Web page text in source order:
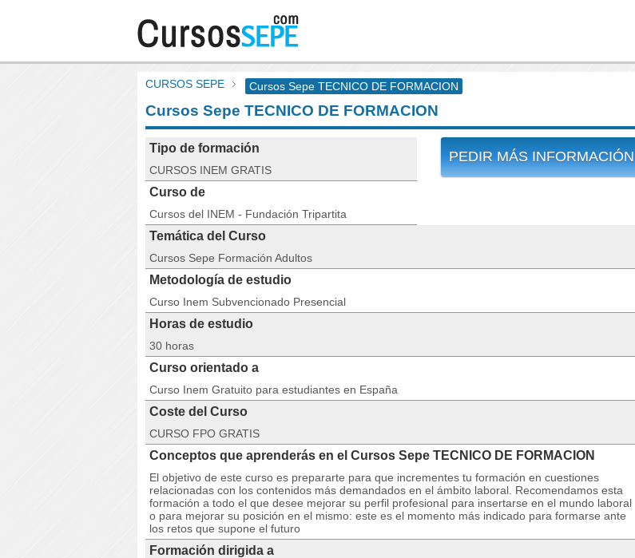
CURSOS SEPE Cursos Sepe TECNICO DE FORMACION
Cursos Sepe TECNICO DE FORMACION
PEDIR MÁS INFORMACIÓN
Tipo de formación
CURSOS INEM GRATIS
Curso de
Cursos del INEM - Fundación Tripartita
Temática del Curso
Cursos Sepe Formación Adultos
Metodología de estudio
Curso Inem Subvencionado Presencial
Horas de estudio
30 horas
Curso orientado a
Curso Inem Gratuito para estudiantes en España
Coste del Curso
CURSO FPO GRATIS
Conceptos que aprenderás en el Cursos Sepe TECNICO DE FORMACION
El objetivo de este curso es prepararte para que incrementes tu formación en cuestiones
relacionadas con los contenidos más demandados en el ámbito laboral. Recomendamos esta
formación a todo el que desee mejorar su perfil profesional para insertarse en el mundo laboral
o para mejorar su posición en el mismo: este es el momento más indicado para formarse ante
los retos que supone el futuro
Formación dirigida a